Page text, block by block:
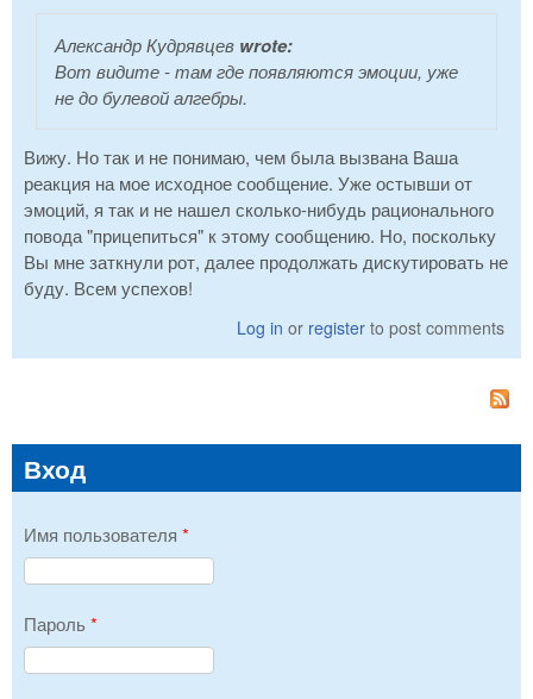
Александр Кудрявцев wrote:
Вот видите - там где появляются эмоции, уже
не до булевой алгебры.
Вижу. Но так и не понимаю, чем была вызвана Ваша
реакция на мое исходное сообщение. Уже остывши от
эмоций, я так и не нашел сколько-нибудь рационального
повода "прицепиться" к этому сообщению. Но, поскольку
Вы мне заткнули рот, далее продолжать дискутировать не
буду. Всем успехов!
Log in or register to post comments
Вход
Имя пользователя *
Пароль *